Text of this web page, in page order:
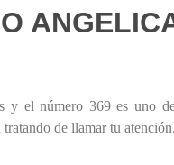
y el número 369 es uno
de llamar tu atención.